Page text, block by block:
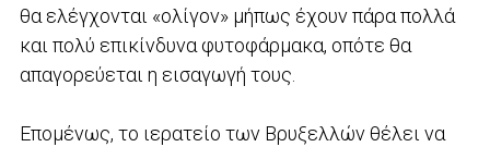
θα ελέγχονται «ολίγον» μήπως έχουν πάρα πολλά
και πολύ επικίνδυνα φυτοφάρμακα, οπότε θα
απαγορεύεται η εισαγωγή τους.
Επομένως, το ιερατείο των Βρυξελλών θέλει να